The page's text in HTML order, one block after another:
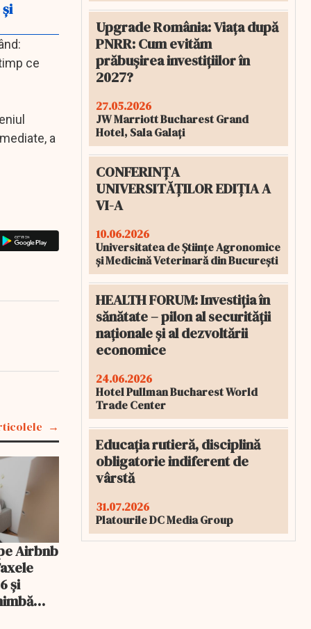
ce
a
Airbnb
și
Upgrade România: Viața după
PNRR: Cum evităm
prăbușirea investițiilor în
2027?
27.05.2026
JW Marriott Bucharest Grand
Hotel, Sala Galați
CONFERINȚA
UNIVERSITĂȚILOR EDIȚIA A
VI-A
10.06.2026
Universitatea de Științe Agronomice
și Medicină Veterinară din București
HEALTH FORUM: Investiția în
sănătate – pilon al securității
naționale și al dezvoltării
economice
24.06.2026
Hotel Pullman Bucharest World
Trade Center
Educația rutieră, disciplină
obligatorie indiferent de
vârstă
31.07.2026
Platourile DC Media Group